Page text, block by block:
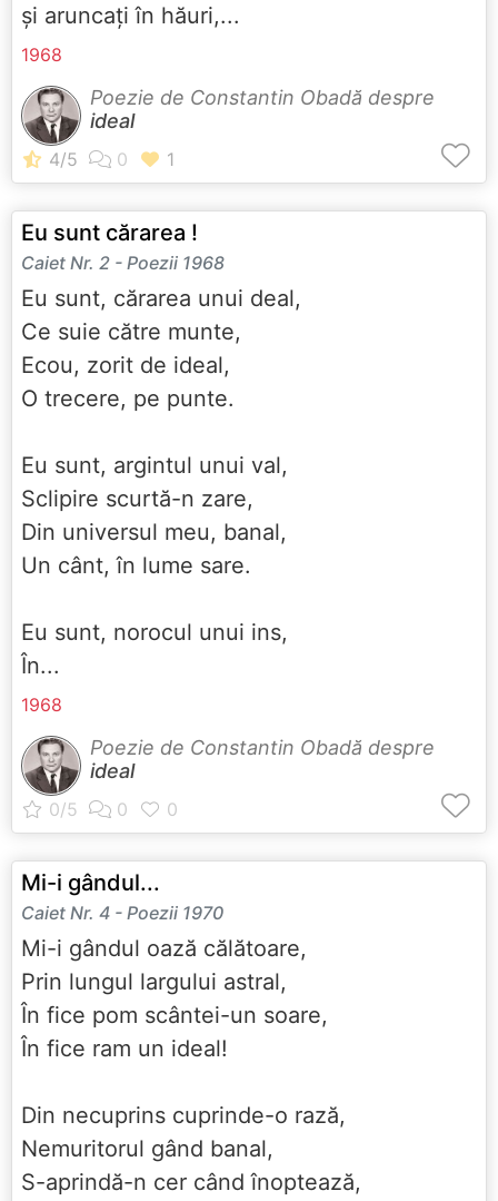
și aruncați în hăuri,...
1968
Poezie de Constantin Obadă despre
ideal
Eu sunt cărarea !
Caiet Nr. 2 - Poezii 1968
Eu sunt, cărarea unui deal,
Ce suie către munte,
Ecou, zorit de ideal,
O trecere, pe punte.
Eu sunt, argintul unui val,
Sclipire scurtă-n zare,
Din universul meu, banal,
Un cânt, în lume sare.
Eu sunt, norocul unui ins,
În...
1968
Poezie de Constantin Obadă despre
ideal
Mi-i gândul...
Caiet Nr. 4 - Poezii 1970
Mi-i gândul oază călătoare,
Prin lungul largului astral,
În fice pom scântei-un soare,
În fice ram un ideal!
Din necuprins cuprinde-o rază,
Nemuritorul gând banal,
S-aprindă-n cer când înoptează,